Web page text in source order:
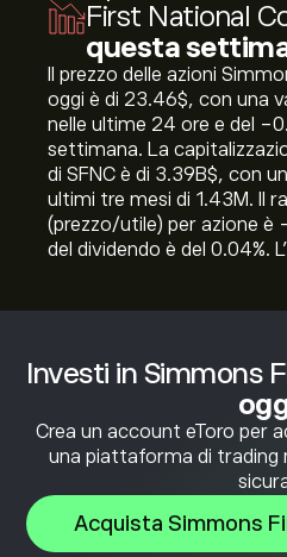
Investi in Simmons
Crea un account eToro per
una piattaforma di
Acquista Simmons
First National
questa
Il prezzo delle azioni
oggi è di 23.46‎$‎, con una
nelle ultime 24 ore e del ‎-
settimana. La
di SFNC è di 3.39B‎$‎, con
ultimi tre mesi di 1.43M. Il
(prezzo/utile) per azione è
del dividendo è del 0.04%.